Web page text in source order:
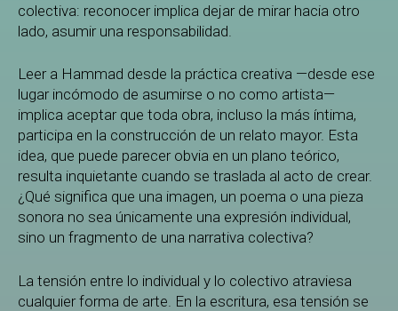
colectiva: reconocer implica dejar de mirar hacia otro
lado, asumir una responsabilidad.
Leer a Hammad desde la práctica creativa —desde ese
lugar incómodo de asumirse o no como artista—
implica aceptar que toda obra, incluso la más íntima,
participa en la construcción de un relato mayor. Esta
idea, que puede parecer obvia en un plano teórico,
resulta inquietante cuando se traslada al acto de crear.
¿Qué significa que una imagen, un poema o una pieza
sonora no sea únicamente una expresión individual,
sino un fragmento de una narrativa colectiva?
La tensión entre lo individual y lo colectivo atraviesa
cualquier forma de arte. En la escritura, esa tensión se